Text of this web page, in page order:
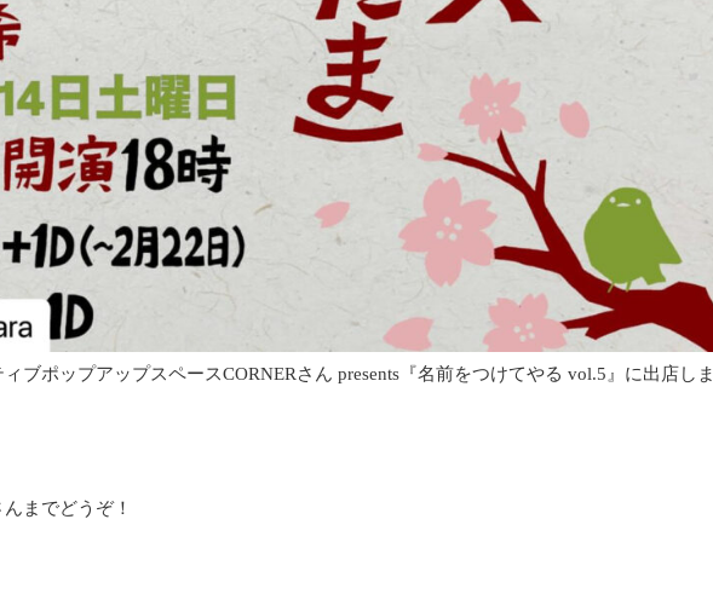
ブポップアップスペースCORNERさん presents『名前をつけてやる vol.5』に出店しま
んまでどうぞ！